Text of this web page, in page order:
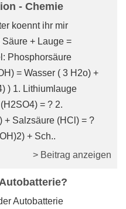
- Chemie
koennt ihr mir
+ Lauge =
Phosphorsäure
= Wasser ( 3 H2o) +
) 1. Lithiumlauge
= ? 2.
+ Salzsäure (HCl) = ?
+ Sch..
> Beitrag anzeigen
Autobatterie